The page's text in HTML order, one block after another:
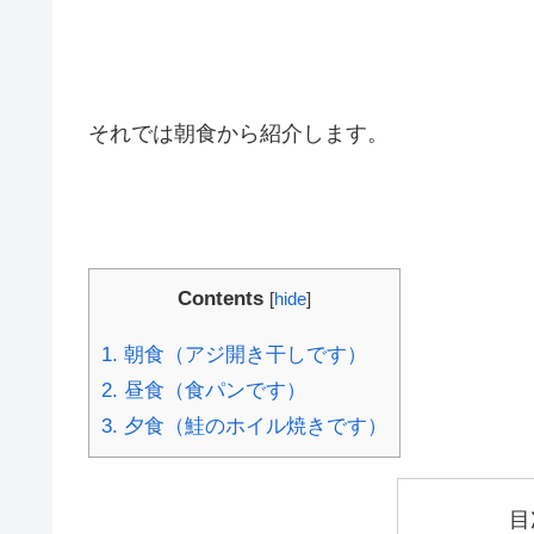
それでは朝食から紹介します。
Contents [hide]
1. 朝食（アジ開き干しです）
2. 昼食（食パンです）
3. 夕食（鮭のホイル焼きです）